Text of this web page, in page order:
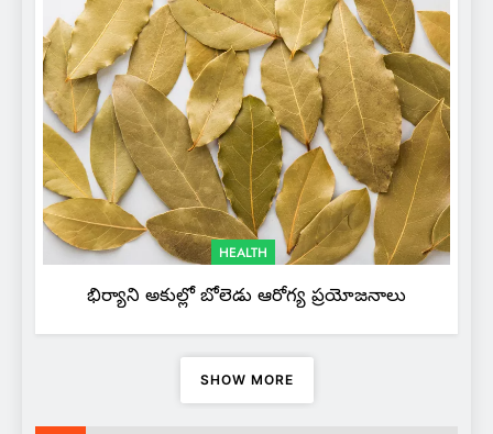
HEALTH
భిర్యాని అకుల్లో బోలెడు ఆరోగ్య ప్రయోజనాలు
SHOW MORE